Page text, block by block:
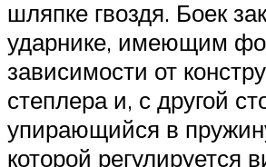
шляпке гвоздя. Боек
ударнике, имеющим
зависимости от
степлера и, с другой
упирающийся в
которой регулируется